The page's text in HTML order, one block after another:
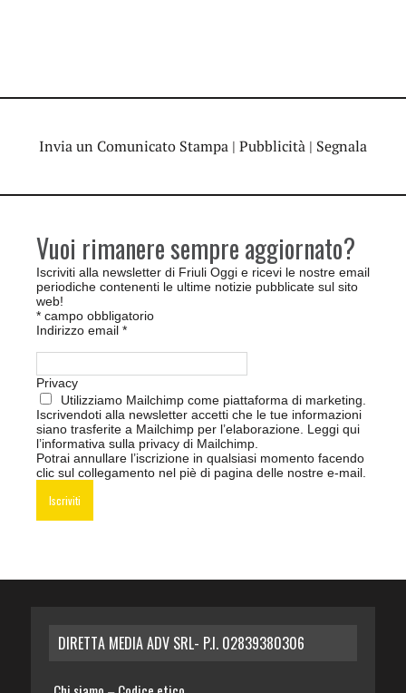
Invia un Comunicato Stampa | Pubblicità | Segnala
Vuoi rimanere sempre aggiornato?
Iscriviti alla newsletter di Friuli Oggi e ricevi le nostre email
periodiche contenenti le ultime notizie pubblicate sul sito
web!
* campo obbligatorio
Indirizzo email *
Privacy
Utilizziamo Mailchimp come piattaforma di marketing.
Iscrivendoti alla newsletter accetti che le tue informazioni
siano trasferite a Mailchimp per l’elaborazione. Leggi qui
l’informativa sulla privacy di Mailchimp
Potrai annullare l’iscrizione in qualsiasi momento facendo
clic sul collegamento nel piè di pagina delle nostre e-mail.
DIRETTA MEDIA ADV SRL- P.I. 02839380306